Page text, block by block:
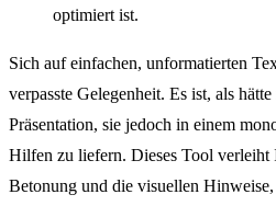
optimiert ist.
Sich auf einfachen, unformatierten
verpasste Gelegenheit. Es ist, als
Präsentation, sie jedoch in einem
Hilfen zu liefern. Dieses Tool verleiht
Betonung und die visuellen